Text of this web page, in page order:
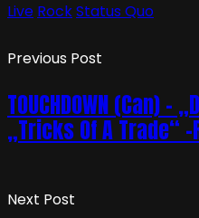
Live RockStatus Quo
Previous Post
TOUCHDOWN (Can) –
„Tricks Of A Trade“
Next Post